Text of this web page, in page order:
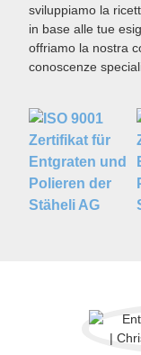
sviluppiamo la
in base alle tue
offriamo la nostra
conoscenze